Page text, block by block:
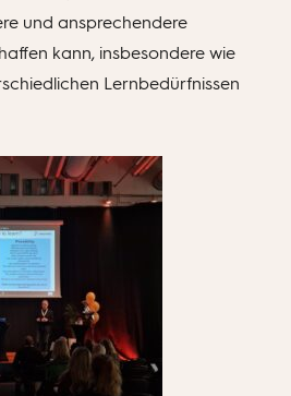
und ansprechendere
kann, insbesondere wie
Lernbedürfnissen